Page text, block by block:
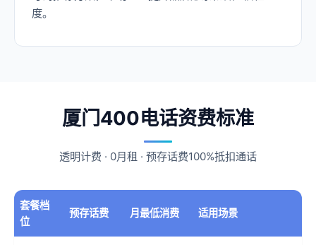
度。
厦门400电话资费标准
透明计费 · 0月租 · 预存话费100%抵扣通话
套餐档
位
预存话费 月最低消费 适用场景